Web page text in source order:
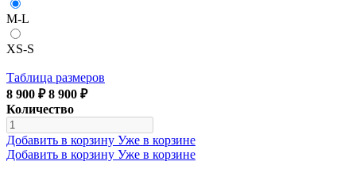
M-L
XS-S
Таблица размеров
8 900 ₽ 8 900 ₽
Количество
Добавить в корзину Уже в корзине
Добавить в корзину Уже в корзине